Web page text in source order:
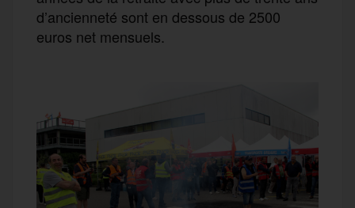
d’ancienneté sont en dessous de 2500
euros net mensuels.